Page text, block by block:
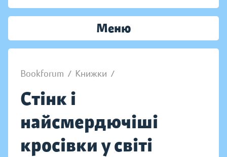
Меню
Bookforum / Книжки /
Стінк і
найсмердючіші
кросівки у світі